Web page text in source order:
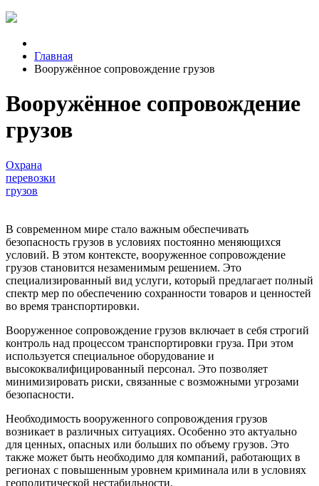
Главная
Вооружённое сопровождение грузов
Вооружённое сопровождение
грузов
Охрана
перевозки
грузов
В современном мире стало важным обеспечивать
безопасность грузов в условиях постоянно меняющихся
условий. В этом контексте, вооруженное сопровождение
грузов становится незаменимым решением. Это
специализированный вид услуги, который предлагает полный
спектр мер по обеспечению сохранности товаров и ценностей
во время транспортировки.
Вооруженное сопровождение грузов включает в себя строгий
контроль над процессом транспортировки груза. При этом
используется специальное оборудование и
высококвалифицированный персонал. Это позволяет
минимизировать риски, связанные с возможными угрозами
безопасности.
Необходимость вооруженного сопровождения грузов
возникает в различных ситуациях. Особенно это актуально
для ценных, опасных или больших по объему грузов. Это
также может быть необходимо для компаний, работающих в
регионах с повышенным уровнем криминала или в условиях
геополитической нестабильности.